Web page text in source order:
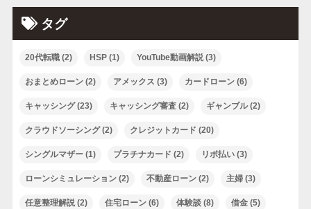
タグ
20代転職(2) HSP(1) YouTube動画解説(3)
おまとめローン(2) アメックス (3) カードローン(6)
キャッシング(23) キャッシング審査(2) ギャンブル(2)
クラウドソーシング(2) クレジットカード (20)
シングルマザー(1) プラチナカード (2) リボ払い(3)
ローンシミュレーション(2) 不動産ローン(2) 主婦(3)
任意整理解説(2) 住宅ローン(6) 体験談(8) 借金(5)